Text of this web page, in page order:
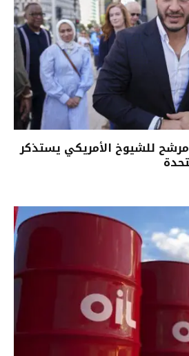
للشيوخ الأمريكي يستذكر